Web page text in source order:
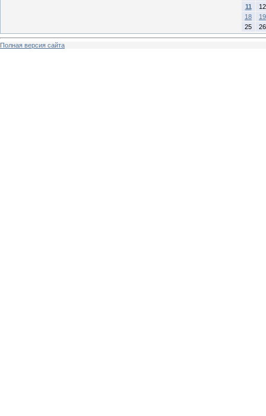
11
12
18
19
25
26
Полная версия сайта